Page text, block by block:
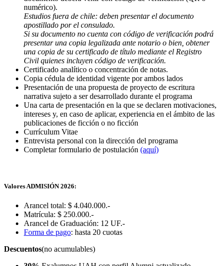
numérico).
Estudios fuera de chile: deben presentar el documento
apostillado por el consulado.
Si su documento no cuenta con código de verificación podrá
presentar una copia legalizada ante notario o bien, obtener
una copia de su certificado de título mediante el Registro
Civil quienes incluyen código de verificación.
Certificado analítico o concentración de notas.
Copia cédula de identidad vigente por ambos lados
Presentación de una propuesta de proyecto de escritura
narrativa sujeto a ser desarrollado durante el programa
Una carta de presentación en la que se declaren motivaciones,
intereses y, en caso de aplicar, experiencia en el ámbito de las
publicaciones de ficción o no ficción
Currículum Vitae
Entrevista personal con la dirección del programa
Completar formulario de postulación (aquí)
Valores ADMISIÓN 2026:
Arancel total: $ 4.040.000.-
Matrícula: $ 250.000.-
Arancel de Graduación: 12 UF.-
Forma de pago: hasta 20 cuotas
Descuentos(no acumulables)